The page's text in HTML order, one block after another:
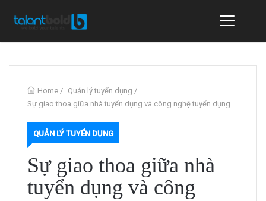
Home / Quản lý tuyển dụng /
Sự giao thoa giữa nhà tuyển dụng và công nghệ tuyển dụng
QUẢN LÝ TUYỂN DỤNG
Sự giao thoa giữa nhà
tuyển dụng và công